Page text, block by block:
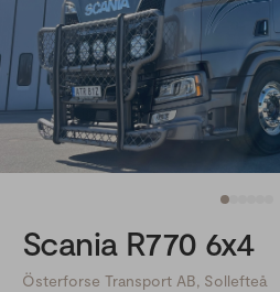
Scania R770 6x4
Österforse Transport AB, Sollefteå